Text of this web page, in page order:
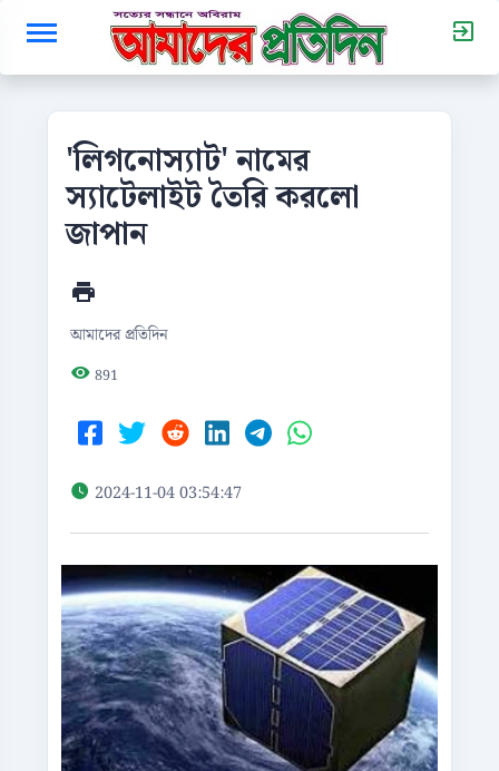
'লিগনোস্যাট' নামের
স্যাটেলাইট তৈরি করলো
জাপান
আমাদের প্রতিদিন
891
2024-11-04 03:54:47